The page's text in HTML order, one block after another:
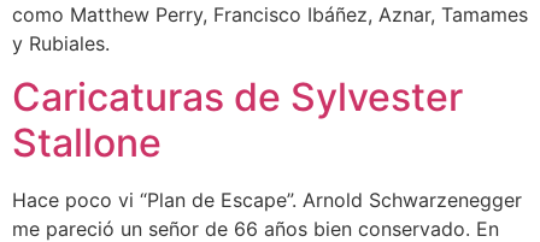
como Matthew Perry, Francisco Ibáñez, Aznar, Tamames
y Rubiales.
Caricaturas de Sylvester
Stallone
Hace poco vi “Plan de Escape”. Arnold Schwarzenegger
me pareció un señor de 66 años bien conservado. En